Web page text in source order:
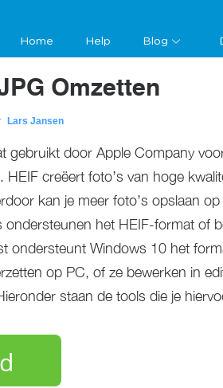
Home Help Blog
Omzetten
Lars Jansen
gebruikt door Apple Company
creëert foto’s van hoge
kan je meer foto’s opslaan
ondersteunen het HEIF-format of
ondersteunt Windows 10 het
op PC, of ze bewerken in
staan de tools die je